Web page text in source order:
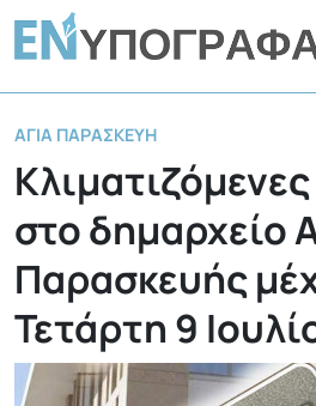
ΑΓΊΑ ΠΑΡΑΣΚΕΥΉ
στο δημαρχείο
Παρασκευής
Τετάρτη 9